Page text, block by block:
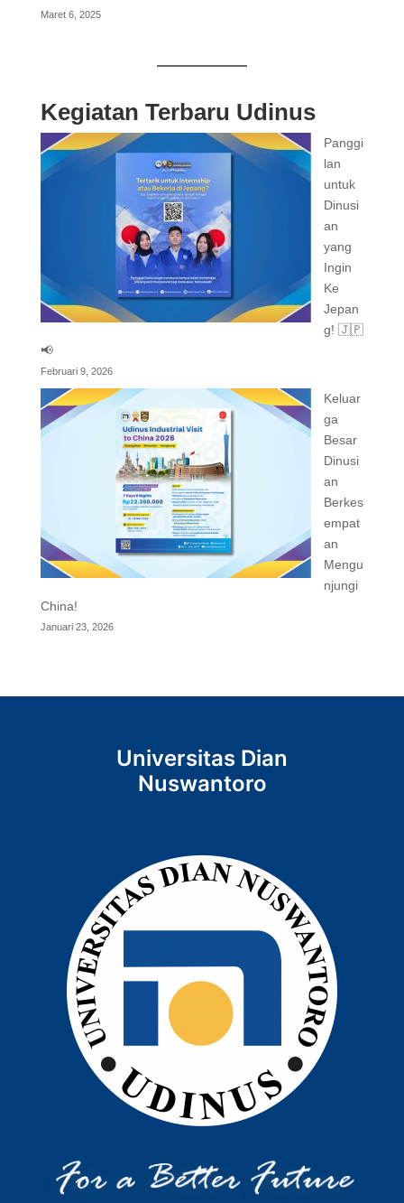
Maret 6, 2025
Kegiatan Terbaru Udinus
Panggi
lan
untuk
Dinusi
an
yang
Ingin
Ke
Jepan
g! 🇯🇵
📢
Februari 9, 2026
Keluar
ga
Besar
Dinusi
an
Berkes
empat
an
Mengu
njungi
China!
Januari 23, 2026
Universitas Dian
Nuswantoro